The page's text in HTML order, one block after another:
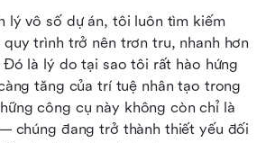
lý vô số dự án, tôi luôn tìm kiếm
trình trở nên trơn tru, nhanh hơn
Đó là lý do tại sao tôi rất hào hứng
tăng của trí tuệ nhân tạo trong
công cụ này không còn chỉ là
chúng đang trở thành thiết yếu đối
cốt lõi của công cụ quản lý dự án
quản lý dự án AI cho năm 2026
cụ quản lý dự án AI phù hợp
bạn